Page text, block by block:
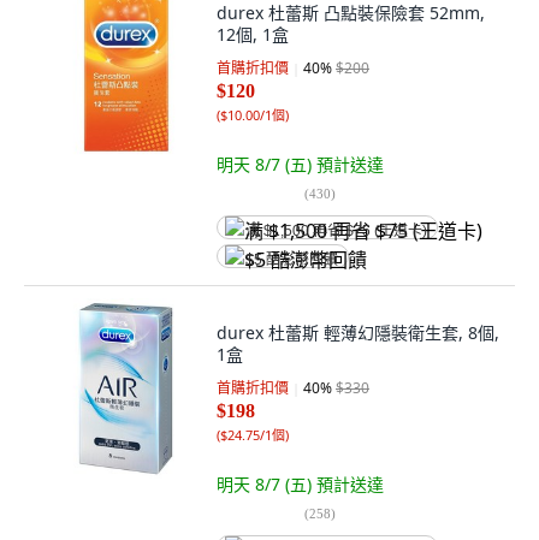
durex 杜蕾斯 凸點裝保險套 52mm,
12個, 1盒
首購折扣價 40%$200
$120
($10.00/1個)
明天 8/7 (五) 預計送達
(430)
满 $1,500 再省 $75 (王道卡)
$5 酷澎幣回饋
durex 杜蕾斯 輕薄幻隱裝衛生套, 8個,
1盒
首購折扣價 40%$330
$198
($24.75/1個)
明天 8/7 (五) 預計送達
(258)